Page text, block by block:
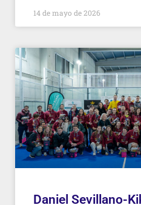
14 de mayo de 2026
Daniel Sevillano-